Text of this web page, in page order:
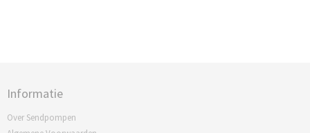
Informatie
Over Sendpompen